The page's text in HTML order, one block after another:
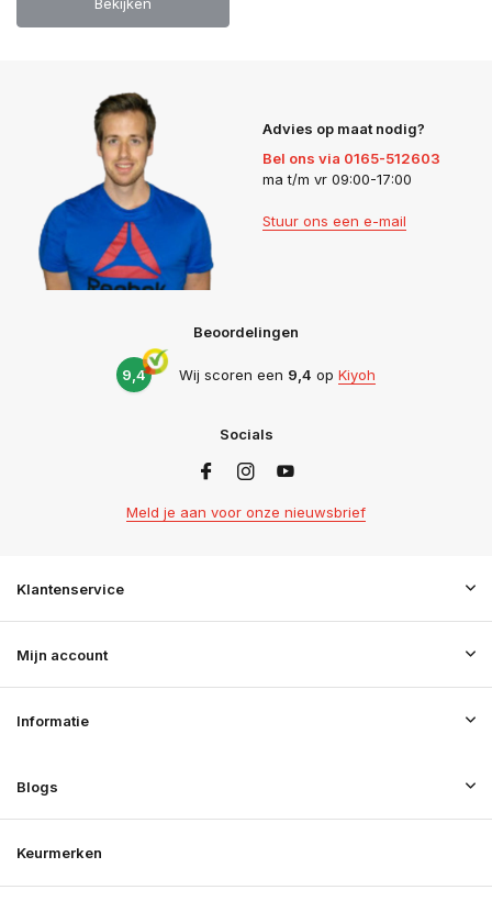
Advies op maat nodig?
Bel ons via 0165-512603
ma t/m vr 09:00-17:00
Stuur ons een e-mail
Beoordelingen
9,4 Wij scoren een 9,4 op Kiyoh
Socials
Meld je aan voor onze nieuwsbrief
Klantenservice
Mijn account
Informatie
Blogs
Keurmerken